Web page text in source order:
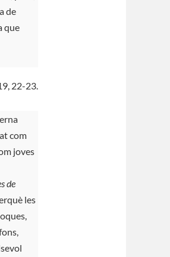
de
que
22-23.
com
joves
de
les